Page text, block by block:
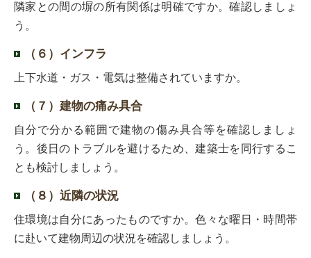
隣家との間の塀の所有関係は明確ですか。確認しましょ
う。
（６）インフラ
上下水道・ガス・電気は整備されていますか。
（７）建物の痛み具合
自分で分かる範囲で建物の傷み具合等を確認しましょ
う。後日のトラブルを避けるため、建築士を同行するこ
とも検討しましょう。
（８）近隣の状況
住環境は自分にあったものですか。色々な曜日・時間帯
に赴いて建物周辺の状況を確認しましょう。